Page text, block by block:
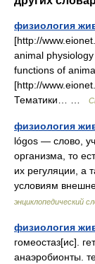
физиология
[http://
animal
functions of
[http://
Тематики… …
физиология
lógos — слово,
организма, то
их регуляции, а
условиям
энциклопедический
физиология
гомеостаз[ис].
анаэробионты.